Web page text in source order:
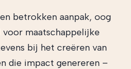
betrokken aanpak, oog
maatschappelijke
bij het creëren van
die impact genereren –